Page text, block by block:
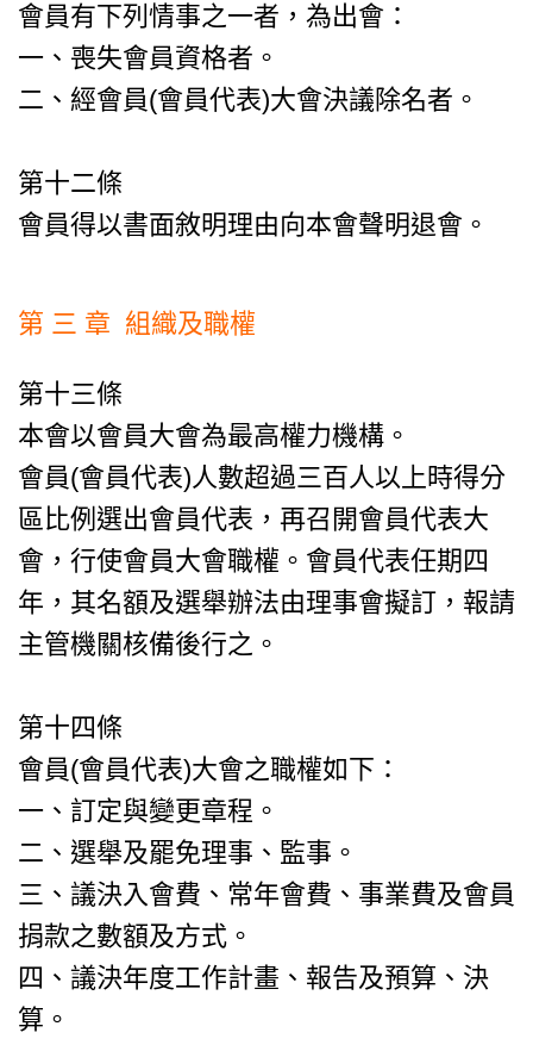
會員有下列情事之一者，為出會：
一、喪失會員資格者。
二、經會員(會員代表)大會決議除名者。
第十二條
會員得以書面敘明理由向本會聲明退會。
第 三 章 組織及職權
第十三條
本會以會員大會為最高權力機構。
會員(會員代表)人數超過三百人以上時得分
區比例選出會員代表，再召開會員代表大
會，行使會員大會職權。會員代表任期四
年，其名額及選舉辦法由理事會擬訂，報請
主管機關核備後行之。
第十四條
會員(會員代表)大會之職權如下：
一、訂定與變更章程。
二、選舉及罷免理事、監事。
三、議決入會費、常年會費、事業費及會員
捐款之數額及方式。
四、議決年度工作計畫、報告及預算、決
算。